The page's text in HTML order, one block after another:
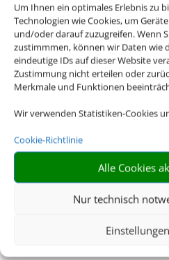
Um Ihnen ein optimales Erlebnis zu
Technologien wie Cookies, um
und/oder darauf zuzugreifen. Wenn
zustimmmen, können wir Daten wie
eindeutige IDs auf dieser Website
Zustimmung nicht erteilen oder
Merkmale und Funktionen
Wir verwenden Statistiken-Cookies
Cookie-Richtlinie
Alle Cookies
Nur technisch